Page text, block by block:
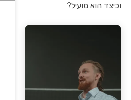
וכיצד הוא מועיל?